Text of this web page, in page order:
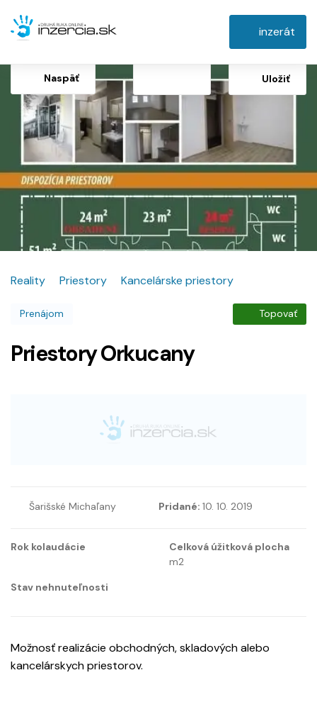
inzerát
Naspäť Uložiť
Reality Priestory Kancelárske priestory
Prenájom Topovať
Priestory Orkucany
Šarišské Michaľany Pridané: 10. 10. 2019
Rok kolaudácie
Celková úžitková plocha
m2
Stav nehnuteľnosti
Možnosť realizácie obchodných, skladových alebo
kancelárskych priestorov.